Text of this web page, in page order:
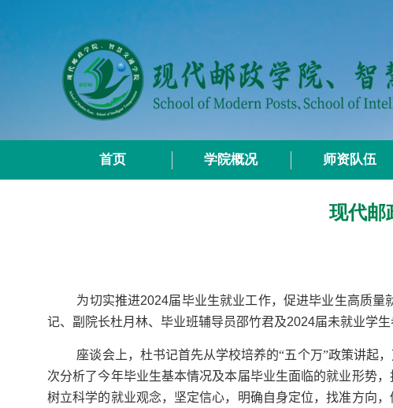
首页 学院概况 师资队伍
现代邮
为切实推进2024届毕业生就业工作，促进毕业生高质量
记、副院长杜月林、毕业班辅导员邵竹君及2024届未就业学生
座谈会上，杜书记首先从学校培养的“五个万”政策讲起
次分析了今年毕业生基本情况及本届毕业生面临的就业形势
树立科学的就业观念，坚定信心，明确自身定位，找准方向